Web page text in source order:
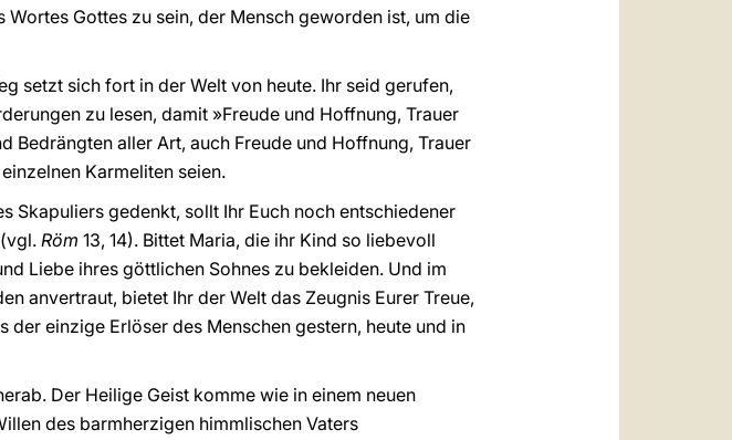
Gottes zu sein, der Mensch geworden ist, um die
setzt sich fort in der Welt von heute. Ihr seid gerufen,
zu lesen, damit »Freude und Hoffnung, Trauer
Bedrängten aller Art, auch Freude und Hoffnung, Trauer
Karmeliten seien.
Skapuliers gedenkt, sollt Ihr Euch noch entschiedener
Röm 13, 14). Bittet Maria, die ihr Kind so liebevoll
Liebe ihres göttlichen Sohnes zu bekleiden. Und im
anvertraut, bietet Ihr der Welt das Zeugnis Eurer Treue,
einzige Erlöser des Menschen gestern, heute und in
Der Heilige Geist komme wie in einem neuen
des barmherzigen himmlischen Vaters